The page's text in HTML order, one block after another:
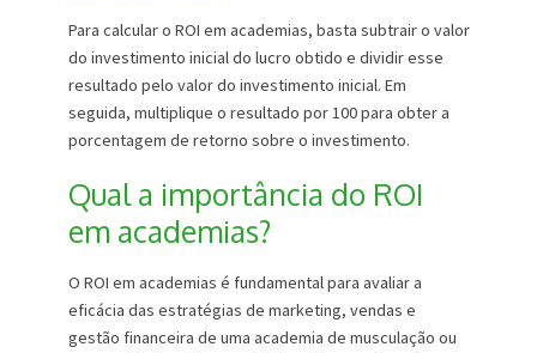
Para calcular o ROI em academias, basta subtrair o valor
do investimento inicial do lucro obtido e dividir esse
resultado pelo valor do investimento inicial. Em
seguida, multiplique o resultado por 100 para obter a
porcentagem de retorno sobre o investimento.
Qual a importância do ROI
em academias?
O ROI em academias é fundamental para avaliar a
eficácia das estratégias de marketing, vendas e
gestão financeira de uma academia de musculação ou